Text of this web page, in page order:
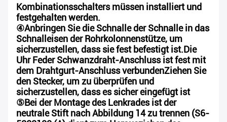
Kombinationsschalters müssen installiert und
festgehalten werden.
④Anbringen Sie die Schnalle der Schnalle in das
Schnalleisen der Rohrkolonnenstütze, um
sicherzustellen, dass sie fest befestigt ist.Die
Uhr Feder Schwanzdraht-Anschluss ist fest mit
dem Drahtgurt-Anschluss verbundenZiehen Sie
den Stecker, um zu überprüfen und
sicherzustellen, dass es sicher eingefügt ist
⑤Bei der Montage des Lenkrades ist der
neutrale Stift nach Abbildung 14 zu trennen (S6-